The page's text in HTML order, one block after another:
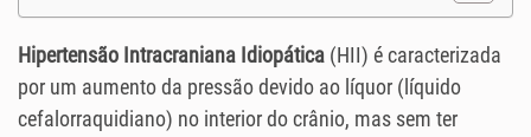
Hipertensão Intracraniana Idiopática (HII) é caracterizada
por um aumento da pressão devido ao líquor (líquido
cefalorraquidiano) no interior do crânio, mas sem ter